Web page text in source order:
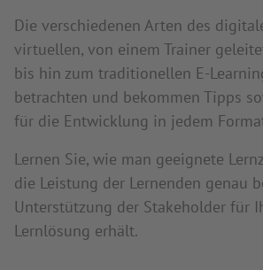
Die verschiedenen Arten des
virtuellen, von einem Trainer
bis hin zum traditionellen E-
betrachten und bekommen Tipps
für die Entwicklung in jedem
Lernen Sie, wie man geeignete
die Leistung der Lernenden genau
Unterstützung der Stakeholder für
Lernlösung erhält.